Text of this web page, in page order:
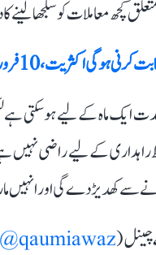
معاملات کو سلجھا لینے
10 فروری کو ہوگا فلور ٹیسٹ
ایک ماہ کے لیے ہو سکتی
راہداری کے لیے راضی نہیں
سے کھدیڑ دے گی اور انہیں
چینل (qaumiawaz@